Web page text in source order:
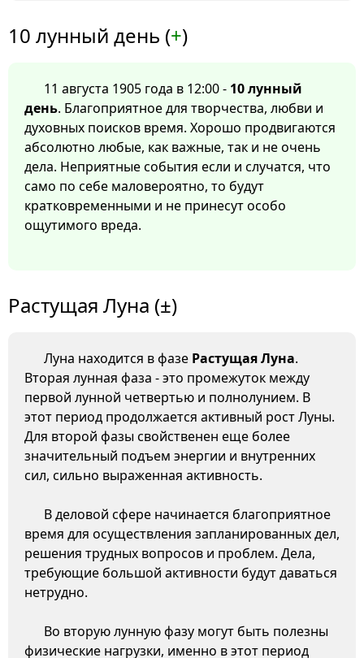
10 лунный день (+)
11 августа 1905 года в 12:00 - 10 лунный
день. Благоприятное для творчества, любви и
духовных поисков время. Хорошо продвигаются
абсолютно любые, как важные, так и не очень
дела. Неприятные события если и случатся, что
само по себе маловероятно, то будут
кратковременными и не принесут особо
ощутимого вреда.
Растущая Луна (±)
Луна находится в фазе Растущая Луна.
Вторая лунная фаза - это промежуток между
первой лунной четвертью и полнолунием. В
этот период продолжается активный рост Луны.
Для второй фазы свойственен еще более
значительный подъем энергии и внутренних
сил, сильно выраженная активность.
В деловой сфере начинается благоприятное
время для осуществления запланированных дел,
решения трудных вопросов и проблем. Дела,
требующие большой активности будут даваться
нетрудно.
Во вторую лунную фазу могут быть полезны
физические нагрузки, именно в этот период